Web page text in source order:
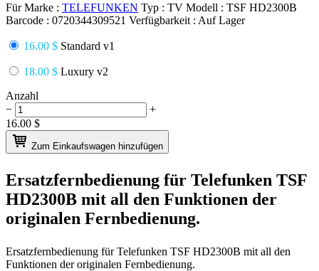
Für Marke : TELEFUNKEN Typ : TV Modell : TSF HD2300B
Barcode : 0720344309521 Verfügbarkeit : Auf Lager
16.00 $ Standard v1
18.00 $ Luxury v2
Anzahl
−
+
16.00 $
Zum Einkaufswagen hinzufügen
Ersatzfernbedienung für Telefunken TSF
HD2300B mit all den Funktionen der
originalen Fernbedienung.
Ersatzfernbedienung fürTelefunken TSF HD2300B mit all den
Funktionen der originalen Fernbedienung.